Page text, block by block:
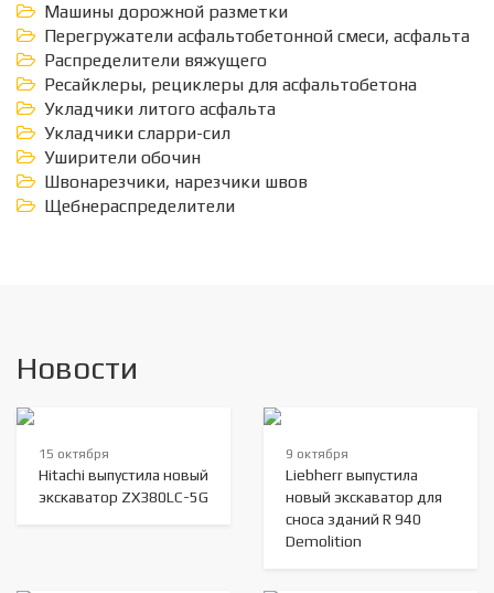
Машины дорожной разметки
Перегружатели асфальтобетонной смеси, асфальта
Распределители вяжущего
Ресайклеры, рециклеры для асфальтобетона
Укладчики литого асфальта
Укладчики сларри-сил
Уширители обочин
Швонарезчики, нарезчики швов
Щебнераспределители
Новости
15 октября
Hitachi выпустила новый
экскаватор ZX380LC-5G
9 октября
Liebherr выпустила
новый экскаватор для
сноса зданий R 940
Demolition